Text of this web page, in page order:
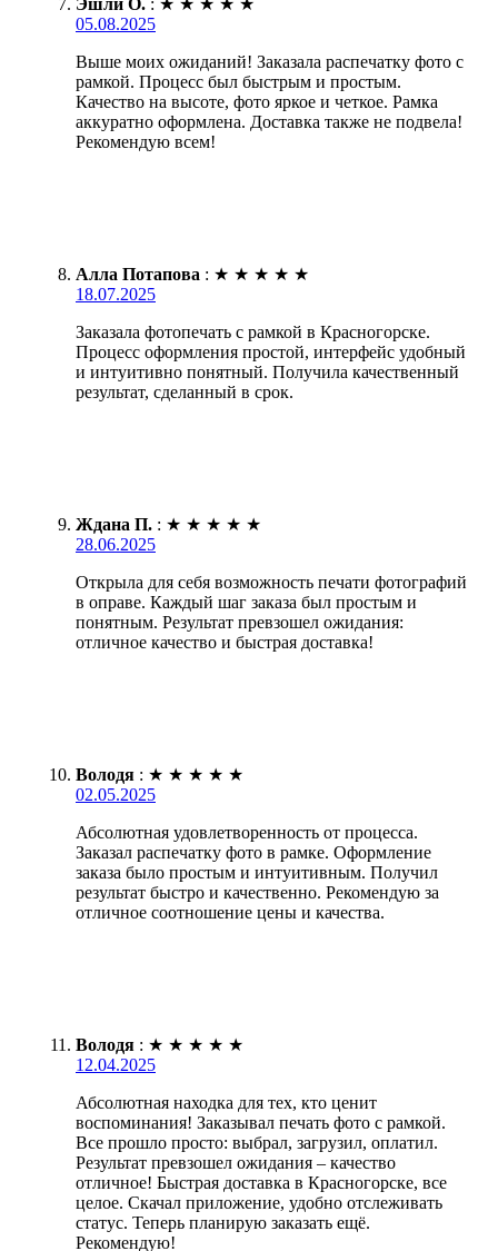
05.08.2025
Выше моих ожиданий! Заказала распечатку фото с
рамкой. Процесс был быстрым и простым.
Качество на высоте, фото яркое и четкое. Рамка
аккуратно оформлена. Доставка также не подвела!
Рекомендую всем!
Алла Потапова : ★ ★ ★ ★ ★
18.07.2025
Заказала фотопечать с рамкой в Красногорске.
Процесс оформления простой, интерфейс удобный
и интуитивно понятный. Получила качественный
результат, сделанный в срок.
Ждана П. : ★ ★ ★ ★ ★
28.06.2025
Открыла для себя возможность печати фотографий
в оправе. Каждый шаг заказа был простым и
понятным. Результат превзошел ожидания:
отличное качество и быстрая доставка!
Володя : ★ ★ ★ ★ ★
02.05.2025
Абсолютная удовлетворенность от процесса.
Заказал распечатку фото в рамке. Оформление
заказа было простым и интуитивным. Получил
результат быстро и качественно. Рекомендую за
отличное соотношение цены и качества.
Володя : ★ ★ ★ ★ ★
12.04.2025
Абсолютная находка для тех, кто ценит
воспоминания! Заказывал печать фото с рамкой.
Все прошло просто: выбрал, загрузил, оплатил.
Результат превзошел ожидания – качество
отличное! Быстрая доставка в Красногорске, все
целое. Скачал приложение, удобно отслеживать
статус. Теперь планирую заказать ещё.
Рекомендую!